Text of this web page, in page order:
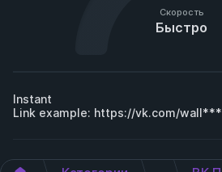
Скорость
Быстро
Instant
Link example: https://vk.com/wall***